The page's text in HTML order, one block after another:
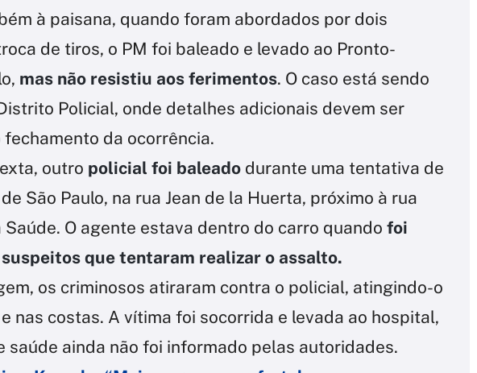
à paisana, quando foram abordados por dois
de tiros, o PM foi baleado e levado ao Pronto-
mas não resistiu aos ferimentos. O caso está sendo
Policial, onde detalhes adicionais devem ser
da ocorrência.
outro policial foi baleado durante uma tentativa de
São Paulo, na rua Jean de la Huerta, próximo à rua
Saúde. O agente estava dentro do carro quando foi
que tentaram realizar o assalto.
os criminosos atiraram contra o policial, atingindo-o
nas costas. A vítima foi socorrida e levada ao hospital,
saúde ainda não foi informado pelas autoridades.